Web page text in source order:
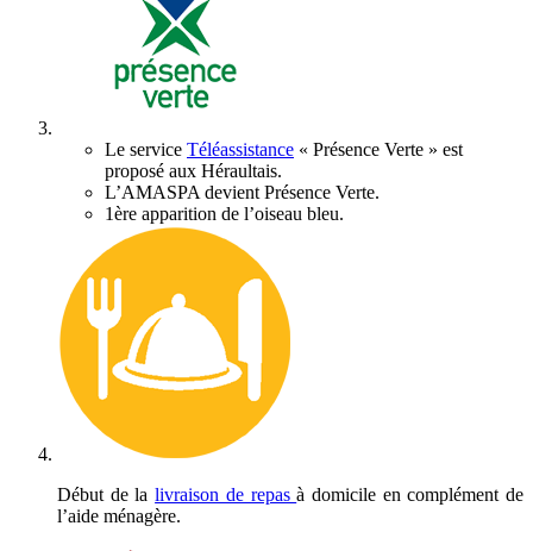
Le service Téléassistance « Présence Verte » est
proposé aux Héraultais.
L’AMASPA devient Présence Verte.
1ère apparition de l’oiseau bleu.
Début de lalivraison de repasà domicile en complément de
l’aide ménagère.